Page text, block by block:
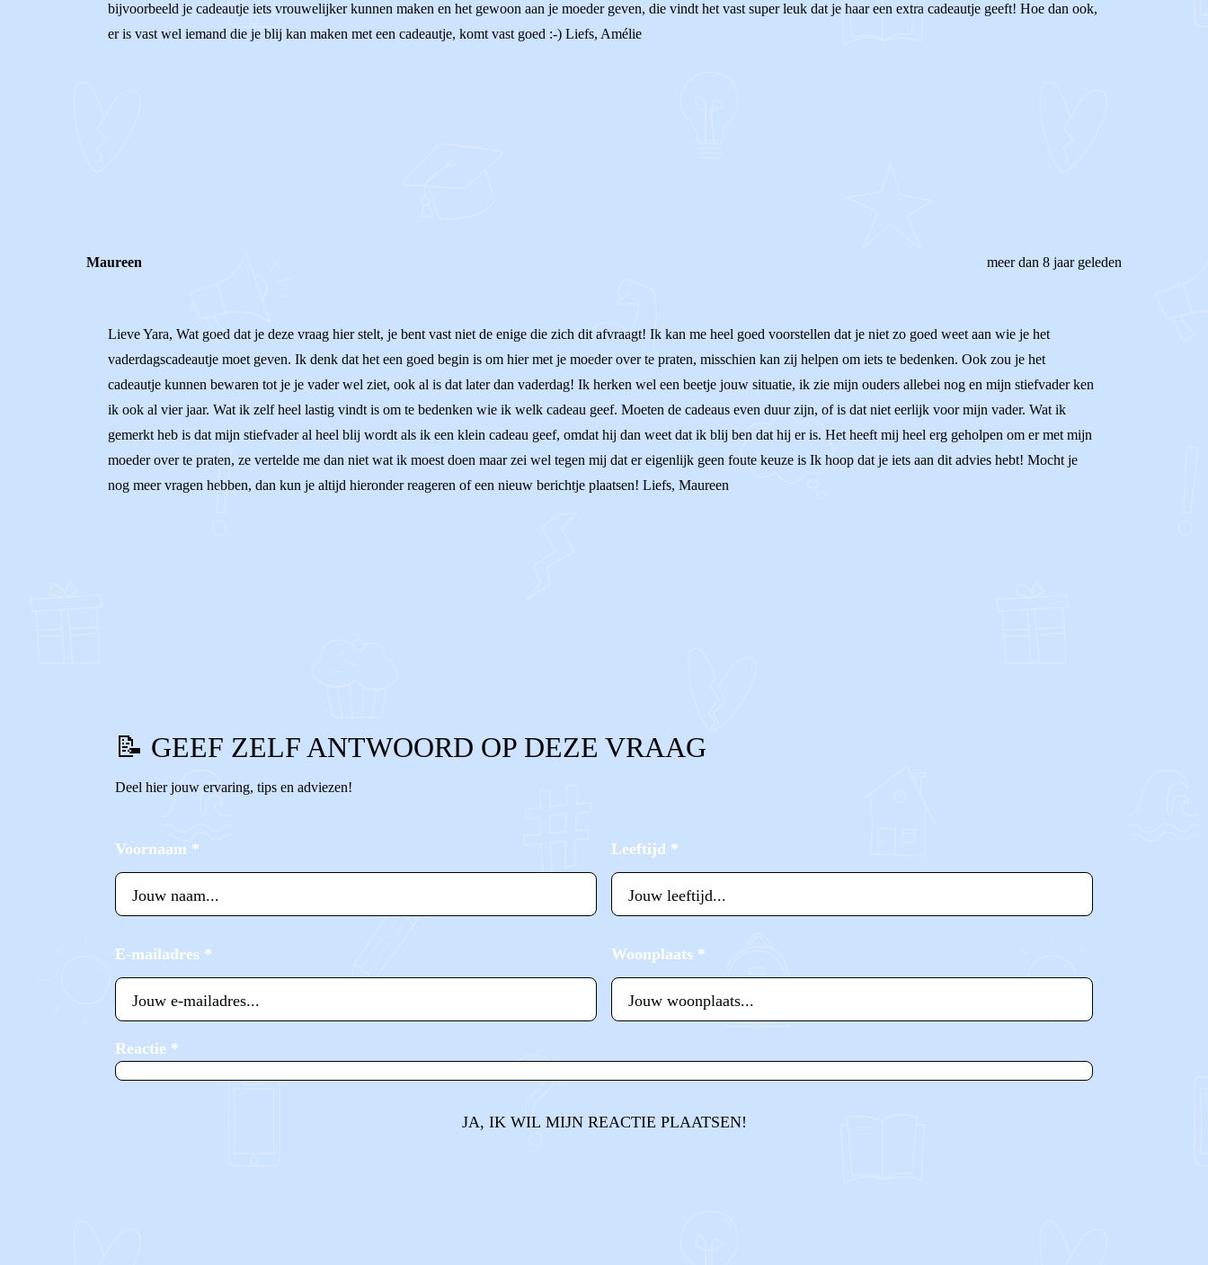
bijvoorbeeld je cadeautje iets vrouwelijker kunnen maken en het gewoon aan je moeder geven, die vindt het vast super leuk dat je haar een extra cadeautje geeft! Hoe dan ook,
er is vast wel iemand die je blij kan maken met een cadeautje, komt vast goed :-) Liefs, Amélie
Maureen meer dan 8 jaar geleden
Lieve Yara, Wat goed dat je deze vraag hier stelt, je bent vast niet de enige die zich dit afvraagt! Ik kan me heel goed voorstellen dat je niet zo goed weet aan wie je het
vaderdagscadeautje moet geven. Ik denk dat het een goed begin is om hier met je moeder over te praten, misschien kan zij helpen om iets te bedenken. Ook zou je het
cadeautje kunnen bewaren tot je je vader wel ziet, ook al is dat later dan vaderdag! Ik herken wel een beetje jouw situatie, ik zie mijn ouders allebei nog en mijn stiefvader ken
ik ook al vier jaar. Wat ik zelf heel lastig vindt is om te bedenken wie ik welk cadeau geef. Moeten de cadeaus even duur zijn, of is dat niet eerlijk voor mijn vader. Wat ik
gemerkt heb is dat mijn stiefvader al heel blij wordt als ik een klein cadeau geef, omdat hij dan weet dat ik blij ben dat hij er is. Het heeft mij heel erg geholpen om er met mijn
moeder over te praten, ze vertelde me dan niet wat ik moest doen maar zei wel tegen mij dat er eigenlijk geen foute keuze is Ik hoop dat je iets aan dit advies hebt! Mocht je
nog meer vragen hebben, dan kun je altijd hieronder reageren of een nieuw berichtje plaatsen! Liefs, Maureen
📝 GEEF ZELF ANTWOORD OP DEZE VRAAG
Deel hier jouw ervaring, tips en adviezen!
Voornaam * Leeftijd *
E-mailadres * Woonplaats *
Reactie *
JA, IK WIL MIJN REACTIE PLAATSEN!